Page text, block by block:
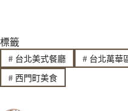
e e
b
o
y
L
標籤
#台北美式餐廳 #台北萬華
#西門町美食